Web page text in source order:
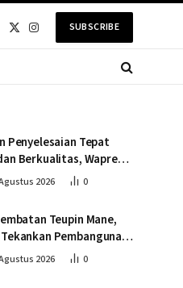
X
InstagramSUBSCRIBE
Penyelesaian Tepat
Berkualitas, Wapres
Jembatan
2026 0
Teupin Mane,
Pembangunan
Berjalan Tepat
2026 0